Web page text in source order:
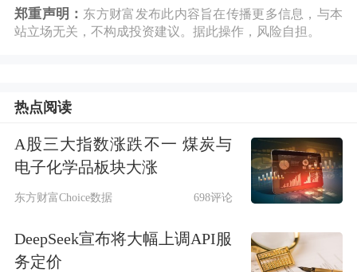
现完全合并。“此举是进一步落实《台
强化吉利汽车在智能新能源汽车领域的
全球竞争力。”
吉利控股集团董事长李书福表示，面对
境，公司将审时度势、根据《台州宣
郑重声明： 东方财富发布此内容旨在传播更多信息，与本
站立场无关，不构成投资建议。据此操作，风险自担。
热点阅读
A股三大指数涨跌不一 煤炭与
电子化学品板块大涨
东方财富Choice数据 698评论
DeepSeek宣布将大幅上调API服
务定价